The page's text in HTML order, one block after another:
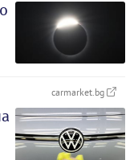
carmarket.bg